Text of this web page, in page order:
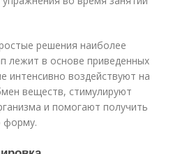
решения наиболее
лежит в основе приведенных
интенсивно воздействуют на
веществ, стимулируют
и помогают получить
форму.